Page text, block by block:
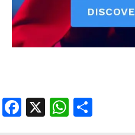
Facebook
X WhatsApp